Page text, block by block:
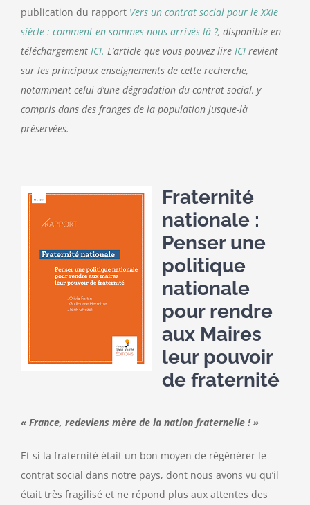
publication du rapport Vers un contrat social pour le XXIe
siècle : comment en sommes-nous arrivés là ?, disponible en
téléchargement ICI. L’article que vous pouvez lire ICI revient
sur les principaux enseignements de cette recherche,
notamment celui d’une dégradation du contrat social, y
compris dans des franges de la population jusque-là
préservées.
Fraternité
nationale :
Penser une
politique
nationale
pour rendre
aux Maires
leur pouvoir
de fraternité
« France, redeviens mère de la nation fraternelle ! »
Et si la fraternité était un bon moyen de régénérer le
contrat social dans notre pays, dont nous avons vu qu’il
était très fragilisé et ne répond plus aux attentes des